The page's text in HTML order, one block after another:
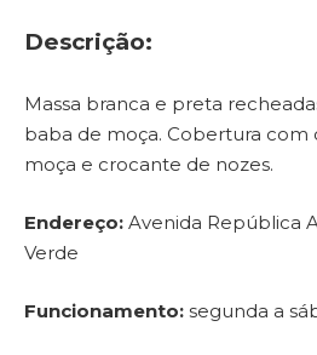
Descrição:
Massa branca e preta
baba de moça. Cobertura com
moça e crocante de nozes.
Endereço: Avenida República
Verde
Funcionamento: segunda a